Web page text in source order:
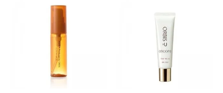
素地、ホホバアルコール、トリステ
アリン酸デカグリセリル（基剤）*5
角層の範囲内における自社従来品処
方との比較*6 ドクダミエキス、シ
クロヘキサンジカルボン酸ビスエト
キシジグリコール（保湿）＜使用量
目安＞パール1粒程度＜ご使用ステ
ップ＞洗顔料 ⇒ 化粧水 ⇒ ザ リン
されるはずだった原料や資源を「ア
ップサイクル（そのまま再利用する
めるような加工を行う）」。不要と
されるものを生まれ変わらせて新し
いパワーを引き出し、サイエンスの
力でまっさらな素肌へと導くクリー
ンビューティブランドです。
に、あと一歩肌悩みが晴れない…。
そんな大人の肌悩みにアプローチす
る先行型美容液です。日本初(*1)、
毛穴約1/1000ナノサイズの極小カ
プセルの表面は肌になじみやすい構
造(*4)。内包した美容成分(*5)の浸
透をサポートし、角層すみずみをう